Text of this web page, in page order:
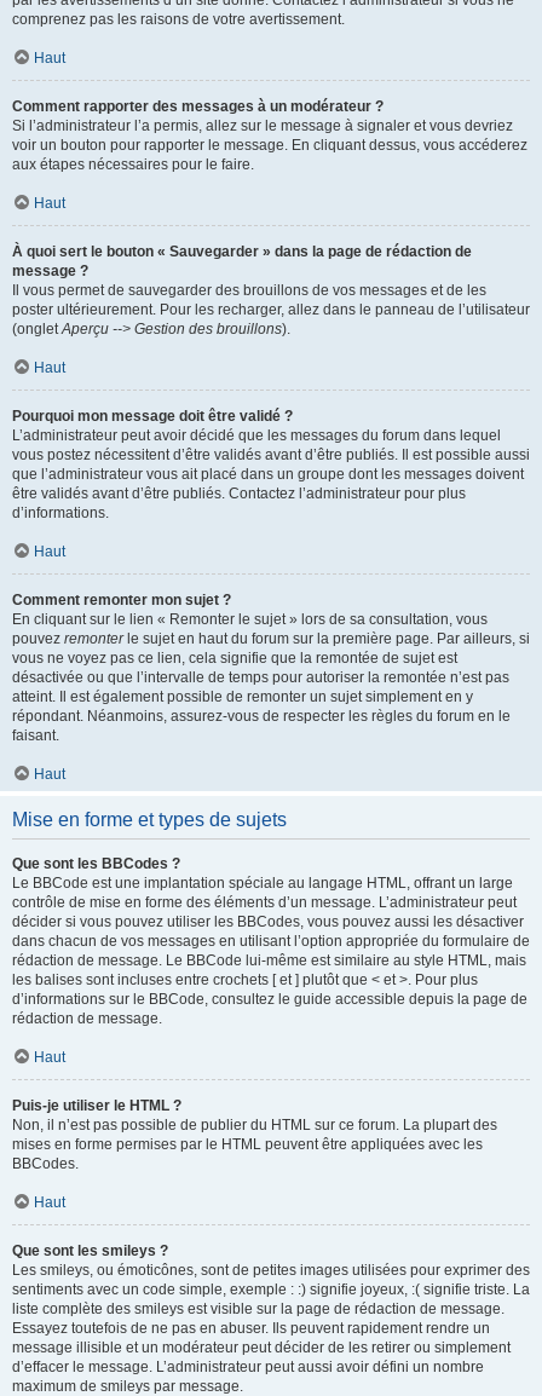
comprenez pas les raisons de votre avertissement.
Haut
Comment rapporter des messages à un modérateur ?
Si l’administrateur l’a permis, allez sur le message à signaler et vous devriez
voir un bouton pour rapporter le message. En cliquant dessus, vous accéderez
aux étapes nécessaires pour le faire.
Haut
À quoi sert le bouton « Sauvegarder » dans la page de rédaction de
message ?
Il vous permet de sauvegarder des brouillons de vos messages et de les
poster ultérieurement. Pour les recharger, allez dans le panneau de l’utilisateur
(ongletAperçu --> Gestion des brouillons).
Haut
Pourquoi mon message doit être validé ?
L’administrateur peut avoir décidé que les messages du forum dans lequel
vous postez nécessitent d’être validés avant d’être publiés. Il est possible aussi
que l’administrateur vous ait placé dans un groupe dont les messages doivent
être validés avant d’être publiés. Contactez l’administrateur pour plus
d’informations.
Haut
Comment remonter mon sujet ?
En cliquant sur le lien « Remonter le sujet » lors de sa consultation, vous
pouvez remonterle sujet en haut du forum sur la première page. Par ailleurs, si
vous ne voyez pas ce lien, cela signifie que la remontée de sujet est
désactivée ou que l’intervalle de temps pour autoriser la remontée n’est pas
atteint. Il est également possible de remonter un sujet simplement en y
répondant. Néanmoins, assurez-vous de respecter les règles du forum en le
faisant.
Haut
Mise en forme et types de sujets
Que sont les BBCodes ?
Le BBCode est une implantation spéciale au langage HTML, offrant un large
contrôle de mise en forme des éléments d’un message. L’administrateur peut
décider si vous pouvez utiliser les BBCodes, vous pouvez aussi les désactiver
dans chacun de vos messages en utilisant l’option appropriée du formulaire de
rédaction de message. Le BBCode lui-même est similaire au style HTML, mais
les balises sont incluses entre crochets [ et ] plutôt que < et >. Pour plus
d’informations sur le BBCode, consultez le guide accessible depuis la page de
rédaction de message.
Haut
Puis-je utiliser le HTML ?
Non, il n’est pas possible de publier du HTML sur ce forum. La plupart des
mises en forme permises par le HTML peuvent être appliquées avec les
BBCodes.
Haut
Que sont les smileys ?
Les smileys, ou émoticônes, sont de petites images utilisées pour exprimer des
sentiments avec un code simple, exemple : :) signifie joyeux, :( signifie triste. La
liste complète des smileys est visible sur la page de rédaction de message.
Essayez toutefois de ne pas en abuser. Ils peuvent rapidement rendre un
message illisible et un modérateur peut décider de les retirer ou simplement
d’effacer le message. L’administrateur peut aussi avoir défini un nombre
maximum de smileys par message.